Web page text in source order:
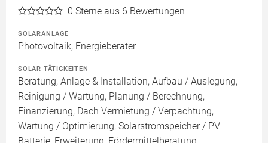
0 Sterne aus 6 Bewertungen
SOLARANLAGE
Photovoltaik, Energieberater
SOLAR TÄTIGKEITEN
Beratung, Anlage & Installation, Aufbau / Auslegung,
Reinigung / Wartung, Planung / Berechnung,
Finanzierung, Dach Vermietung / Verpachtung,
Wartung / Optimierung, Solarstromspeicher / PV